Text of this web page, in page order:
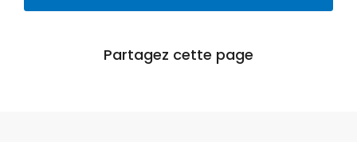
Partagez cette page